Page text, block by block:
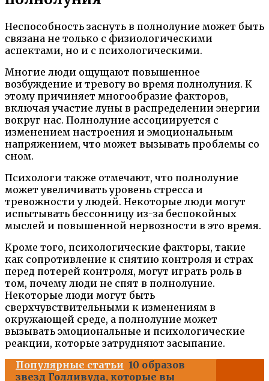
Неспособность заснуть в полнолуние может быть
связана не только с физиологическими
аспектами, но и с психологическими.
Многие люди ощущают повышенное
возбуждение и тревогу во время полнолуния. К
этому причиняет многообразие факторов,
включая участие луны в распределении энергии
вокруг нас. Полнолуние ассоциируется с
изменением настроения и эмоциональным
напряжением, что может вызывать проблемы со
сном.
Психологи также отмечают, что полнолуние
может увеличивать уровень стресса и
тревожности у людей. Некоторые люди могут
испытывать бессонницу из-за беспокойных
мыслей и повышенной нервозности в это время.
Кроме того, психологические факторы, такие
как сопротивление к снятию контроля и страх
перед потерей контроля, могут играть роль в
том, почему люди не спят в полнолуние.
Некоторые люди могут быть
сверхчувствительными к изменениям в
окружающей среде, а полнолуние может
вызывать эмоциональные и психологические
реакции, которые затрудняют засыпание.
Популярные статьи 10 образов
звезд Голливуда, которые вы